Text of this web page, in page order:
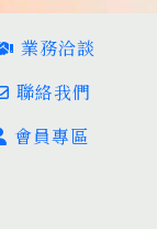
業務洽談
聯絡我們
會員專區